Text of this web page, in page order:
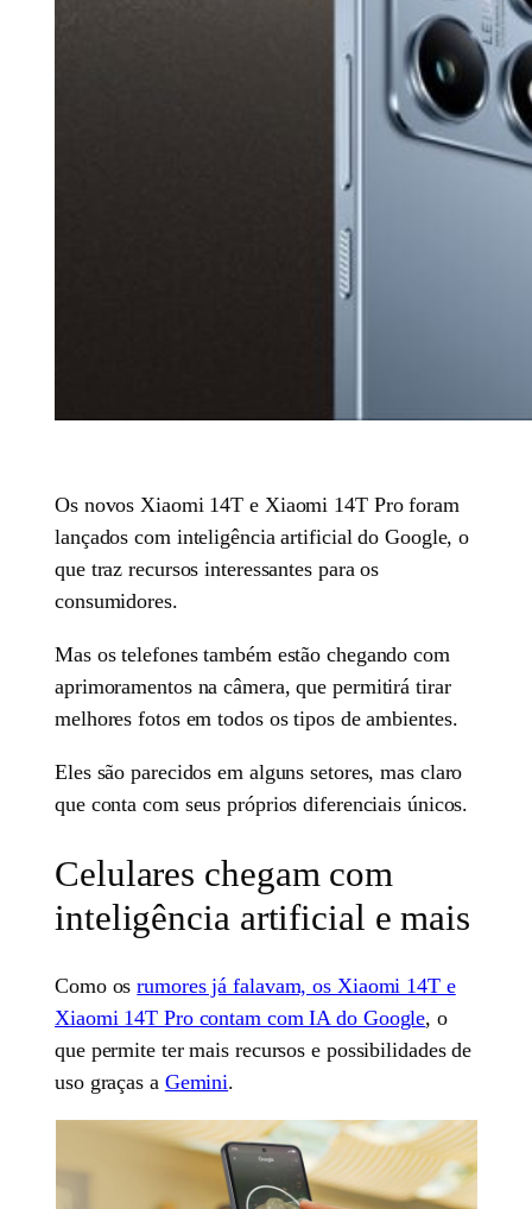
Os novos Xiaomi 14T e Xiaomi 14T Pro foram
lançados com inteligência artificial do Google, o
que traz recursos interessantes para os
consumidores.
Mas os telefones também estão chegando com
aprimoramentos na câmera, que permitirá tirar
melhores fotos em todos os tipos de ambientes.
Eles são parecidos em alguns setores, mas claro
que conta com seus próprios diferenciais únicos.
Celulares chegam com
inteligência artificial e mais
Como osrumores já falavam, os Xiaomi 14T e
Xiaomi 14T Pro contam com IA do Google, o
que permite ter mais recursos e possibilidades de
uso graças a Gemini.